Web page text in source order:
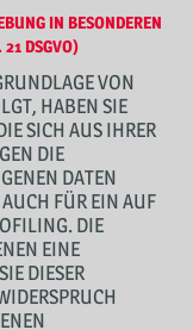
IN BESONDEREN
21 DSGVO)
VON
HABEN SIE
SICH AUS IHRER
DIE
DATEN
FÜR EIN AUF
DIE
EINE
DIESER